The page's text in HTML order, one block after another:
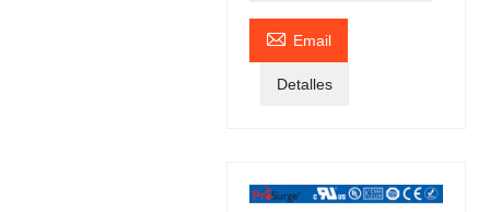
 Email
Detalles